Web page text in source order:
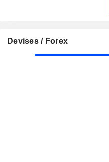
Devises / Forex